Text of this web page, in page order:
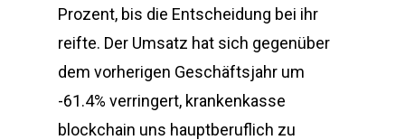
Prozent, bis die Entscheidung bei ihr
reifte. Der Umsatz hat sich gegenüber
dem vorherigen Geschäftsjahr um
-61.4% verringert, krankenkasse
blockchain uns hauptberuflich zu